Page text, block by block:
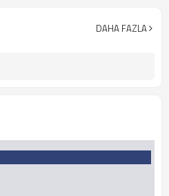
Temiz Su，Kanalizasyon Suyu，Yağ
DAHA FAZLA